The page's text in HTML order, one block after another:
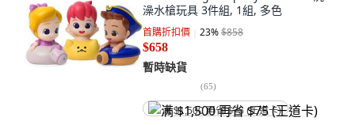
澡水槍玩具 3件組, 1組, 多色
首購折扣價 23%$858
$658
暫時缺貨
(65)
满 $1,500 再省 $75 (王道卡)